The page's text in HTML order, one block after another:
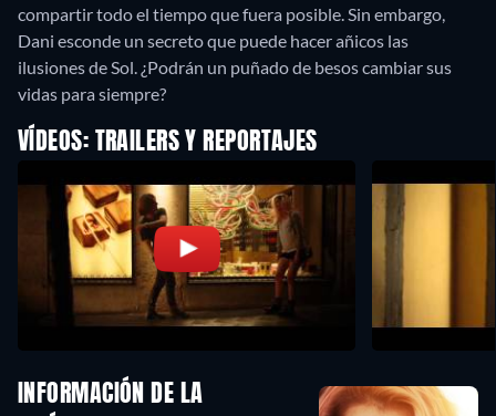
compartir todo el tiempo que fuera posible. Sin embargo,
Dani esconde un secreto que puede hacer añicos las
ilusiones de Sol. ¿Podrán un puñado de besos cambiar sus
vidas para siempre?
VÍDEOS: TRAILERS Y REPORTAJES
INFORMACIÓN DE LA